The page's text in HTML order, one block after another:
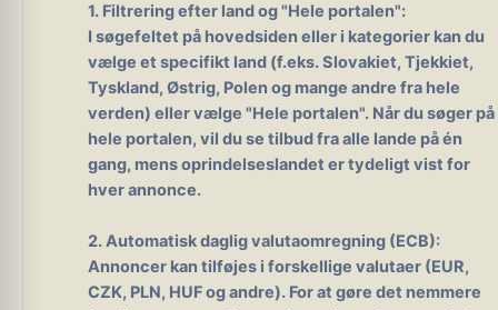
1. Filtrering efter land og "Hele portalen":
I søgefeltet på hovedsiden eller i kategorier kan du
vælge et specifikt land (f.eks. Slovakiet, Tjekkiet,
Tyskland, Østrig, Polen og mange andre fra hele
verden) eller vælge "Hele portalen". Når du søger på
hele portalen, vil du se tilbud fra alle lande på én
gang, mens oprindelseslandet er tydeligt vist for
hver annonce.
2. Automatisk daglig valutaomregning (ECB):
Annoncer kan tilføjes i forskellige valutaer (EUR,
CZK, PLN, HUF og andre). For at gøre det nemmere